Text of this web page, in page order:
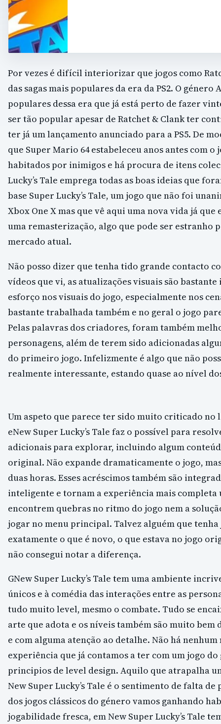
Por vezes é difícil interiorizar que jogos como
das sagas mais populares da era da PS2. O
populares dessa era que já está perto de fazer
ser tão popular apesar de Ratchet & Clank ter
ter já um lançamento anunciado para a PS5. De
que Super Mario 64 estabeleceu anos antes com
habitados por inimigos e há procura de itens
Lucky’s Tale emprega todas as boas ideias que
base Super Lucky’s Tale, um jogo que não foi
Xbox One X mas que vê aqui uma nova vida já que
uma remasterização, algo que pode ser estranho
mercado atual.
Não posso dizer que tenha tido grande contacto
vídeos que vi, as atualizações visuais são
esforço nos visuais do jogo, especialmente nos
bastante trabalhada também e no geral o jogo
Pelas palavras dos criadores, foram também
personagens, além de terem sido adicionadas
do primeiro jogo. Infelizmente é algo que não
realmente interessante, estando quase ao nível
Um aspeto que parece ter sido muito criticado
eNew Super Lucky’s Tale faz o possível para
adicionais para explorar, incluindo algum
original. Não expande dramaticamente o jogo,
duas horas. Esses acréscimos também são
inteligente e tornam a experiência mais completa
encontrem quebras no ritmo do jogo nem a
jogar no menu principal. Talvez alguém que
exatamente o que é novo, o que estava no jogo
não consegui notar a diferença.
GNew Super Lucky’s Tale tem uma ambiente
únicos e à comédia das interações entre as
tudo muito level, mesmo o combate. Tudo se
arte que adota e os níveis também são muito
e com alguma atenção ao detalhe. Não há
experiência que já contamos a ter com um jogo
principios de level design. Aquilo que atrapalha
New Super Lucky’s Tale é o sentimento de falta
dos jogos clássicos do género vamos ganhando
jogabilidade fresca, em New Super Lucky’s Tale